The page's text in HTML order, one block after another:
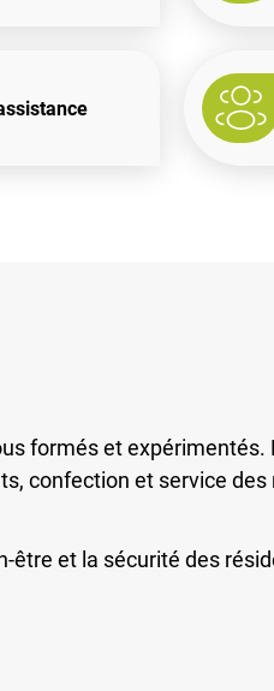
formés et expérimentés.
confection et service des
et la sécurité des